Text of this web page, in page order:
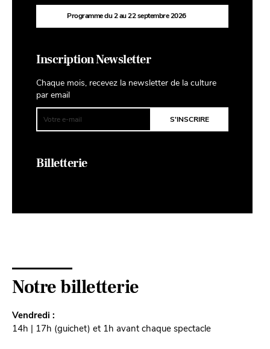
Programme du 2 au 22 septembre 2026
Inscription Newsletter
Chaque mois, recevez la newsletter de la culture
par email
Billetterie
Notre billetterie
Vendredi :
14h | 17h (guichet) et 1h avant chaque spectacle